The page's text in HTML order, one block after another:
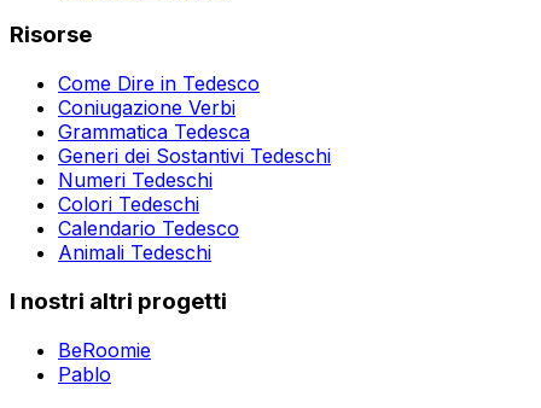
Risorse
Come Dire in Tedesco
Coniugazione Verbi
Grammatica Tedesca
Generi dei Sostantivi Tedeschi
Numeri Tedeschi
Colori Tedeschi
Calendario Tedesco
Animali Tedeschi
I nostri altri progetti
BeRoomie
Pablo